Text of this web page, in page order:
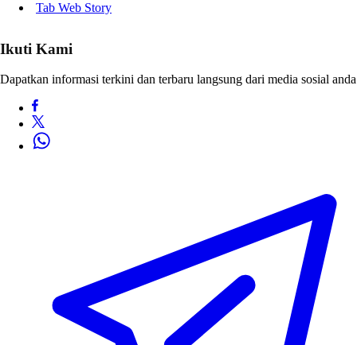
Tab Web Story
Ikuti Kami
Dapatkan informasi terkini dan terbaru langsung dari media sosial anda